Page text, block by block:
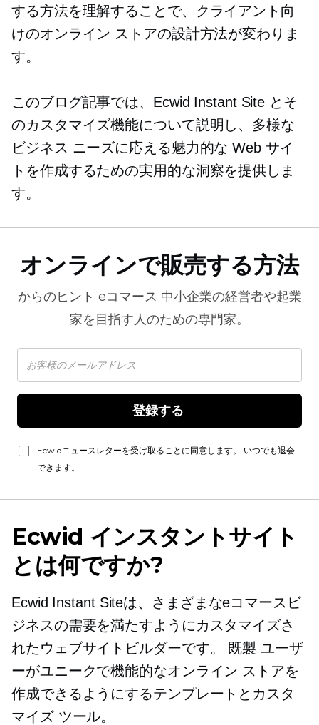
する方法を理解することで、クライアント向
けのオンライン ストアの設計方法が変わりま
す。
このブログ記事では、Ecwid Instant Site とそ
のカスタマイズ機能について説明し、多様な
ビジネス ニーズに応える魅力的な Web サイ
トを作成するための実用的な洞察を提供しま
す。
オンラインで販売する方法
からのヒント eコマース 中小企業の経営者や起業
家を目指す人のための専門家。
Ecwidニュースレターを受け取ることに同意します。 いつでも退会
できます。
Ecwid インスタントサイト
とは何ですか?
Ecwid Instant Siteは、さまざまなeコマースビ
ジネスの需要を満たすようにカスタマイズさ
れたウェブサイトビルダーです。 既製 ユーザ
ーがユニークで機能的なオンライン ストアを
作成できるようにするテンプレートとカスタ
マイズ ツール。